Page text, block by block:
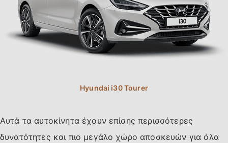
Αυτά τα αυτοκίνητα έχουν επίσης περισσότερες
δυνατότητες και πιο μεγάλο χώρο αποσκευών για όλα